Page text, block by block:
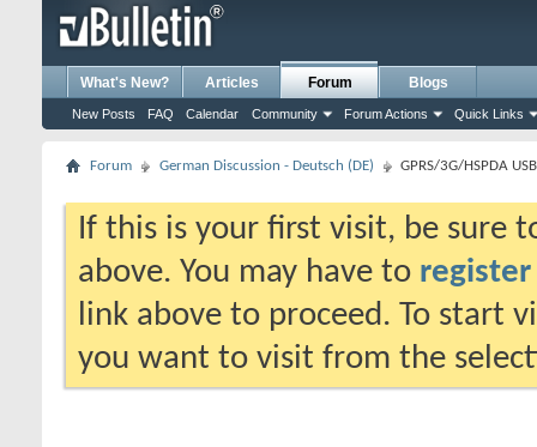
What's New? Articles Forum
New Posts FAQ Calendar Community Forum Actions Quick Links
Blogs
Forum German Discussion - Deutsch (DE) GPRS/3G/HSPDA
If this is your first visit, be sure
above. You may have to register
link above to proceed. To start
you want to visit from the